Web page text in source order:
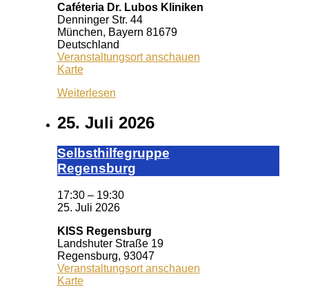
Caféteria Dr. Lubos Kliniken
Denninger Str. 44
München, Bayern 81679
Deutschland
Veranstaltungsort anschauen
KarteCaféteria
Lubos
Weiterlesen
25. Juli 2026
Selbst­hil­fe­grup­pe
Re­gens­burg
17:30 – 19:30
25. Juli 2026
KISS Regensburg
Landshuter Straße 19
Regensburg, 93047
Veranstaltungsort anschauen
KarteKISS